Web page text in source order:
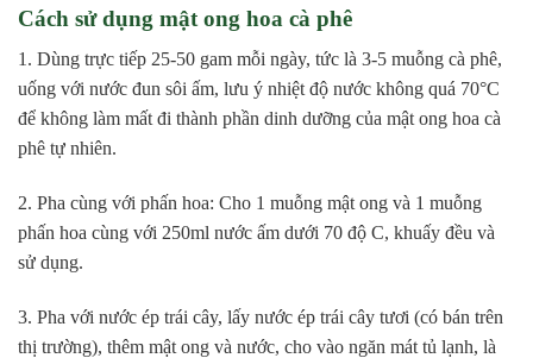
Cách sử dụng mật ong hoa cà phê
1. Dùng trực tiếp 25-50 gam mỗi ngày, tức là 3-5 muỗng cà phê,
uống với nước đun sôi ấm, lưu ý nhiệt độ nước không quá 70°C
để không làm mất đi thành phần dinh dưỡng của mật ong hoa cà
phê tự nhiên.
2. Pha cùng với phấn hoa: Cho 1 muỗng mật ong và 1 muỗng
phấn hoa cùng với 250ml nước ấm dưới 70 độ C, khuấy đều và
sử dụng.
3. Pha với nước ép trái cây, lấy nước ép trái cây tươi (có bán trên
thị trường), thêm mật ong và nước, cho vào ngăn mát tủ lạnh, là